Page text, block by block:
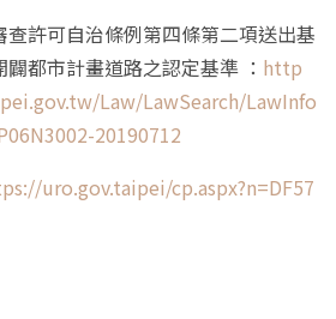
許可自治條例第四條第二項送出基
都市計畫道路之認定基準 ： http
Law/LawSearch/LawInfo
20190712
uro.gov.taipei/cp.aspx?n=DF57